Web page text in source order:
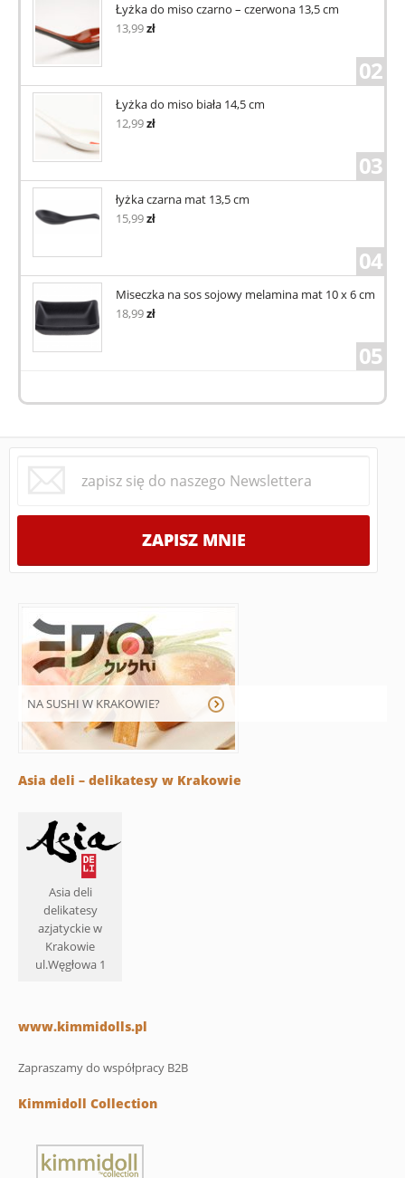
Łyżka do miso czarno – czerwona 13,5 cm
13,99zł
02
Łyżka do miso biała 14,5 cm
12,99zł
03
łyżka czarna mat 13,5 cm
15,99zł
04
Miseczka na sos sojowy melamina mat 10 x 6 cm
18,99zł
05
NA SUSHI W KRAKOWIE?
Asia deli – delikatesy w Krakowie
Asia deli
delikatesy
azjatyckie w
Krakowie
ul.Węgłowa 1
www.kimmidolls.pl
Zapraszamy do współpracy B2B
Kimmidoll Collection